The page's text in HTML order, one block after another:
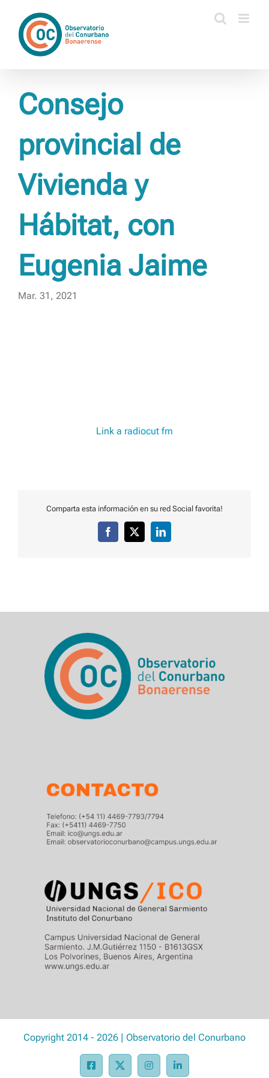
contenido
Consejo
provincial de
Vivienda y
Hábitat, con
Eugenia Jaime
Mar. 31, 2021
Link a radiocut fm
Comparta esta información en su red Social favorita!
Facebook
X LinkedIn
Copyright 2014 - 2026 | Observatorio del Conurbano
Facebook
X InstagramLinkedIn